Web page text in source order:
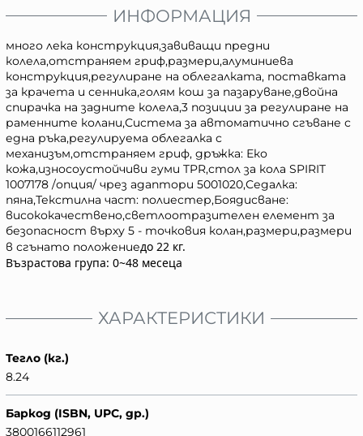
ИНФОРМАЦИЯ
много лека конструкция,завиващи предни
колела,отстраняем гриф,размери,алуминиева
конструкция,регулиране на облегалката, поставката
за крачета и сенника,голям кош за пазаруване,двойна
спирачка на задните колела,3 позиции за регулиране на
раменните колани,Система за автоматично сгъване с
една ръка,регулируема облегалка с
механизъм,отстраняем гриф, дръжка: Еко
кожа,износоустойчиви гуми TPR,стол за кола SPIRIT
1007178 /опция/ чрез адаптори 5001020,Седалка:
пяна,Текстилна част: полиестер,Боядисване:
висококачествено,светлоотразителен елемент за
безопасност върху 5 - точковия колан,размери,размери
в сгънато положениедо 22 кг.
Възрастова група: 0~48 месеца
ХАРАКТЕРИСТИКИ
Тегло (кг.)
8.24
Баркод (ISBN, UPC, др.)
3800166112961